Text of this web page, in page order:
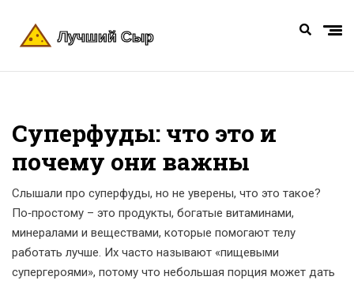
Суперфуды: что это и
почему они важны
Слышали про суперфуды, но не уверены, что это такое?
По‑простому – это продукты, богатые витаминами,
минералами и веществами, которые помогают телу
работать лучше. Их часто называют «пищевыми
супергероями», потому что небольшая порция может дать